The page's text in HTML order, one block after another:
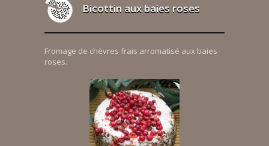
Bicottin aux baies roses
Fromage de chèvres frais arromatisé aux baies
roses.